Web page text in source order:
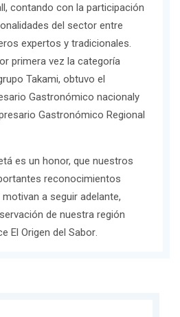
contando con la participación
del sector entre
expertos y tradicionales.
primera vez la categoría
Takami, obtuvo el
Gastronómico nacionaly
Gastronómico Regional
es un honor, que nuestros
reconocimientos
a seguir adelante,
de nuestra región
El Origen del Sabor.